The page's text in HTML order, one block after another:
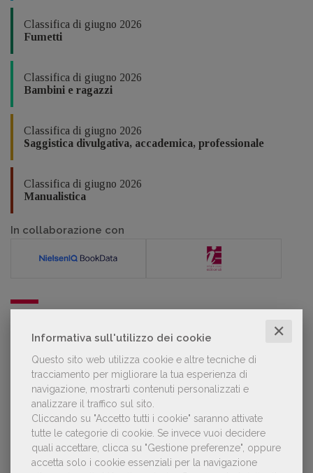
Informativa sull'utilizzo dei cookie ✕
Questo sito web utilizza cookie e altre tecniche di
tracciamento per migliorare la tua esperienza di
navigazione, mostrarti contenuti personalizzati e
analizzare il traffico sul sito.
Cliccando su "Accetto tutti i cookie" saranno attivate
tutte le categorie di cookie. Se invece vuoi decidere
quali accettare, clicca su "Gestione preferenze", oppure
accetta solo i cookie essenziali per la navigazione
Classifica di giugno 2026
Fumetti
Classifica di giugno 2026
Bambini e ragazzi
Classifica di giugno 2026
Saggistica divulgativa, accademica, professionale
Classifica di giugno 2026
Manualistica
In collaborazione con
Laura Ballestra confermata presidente
dell’Associazione Italiana Biblioteche
GDL TV